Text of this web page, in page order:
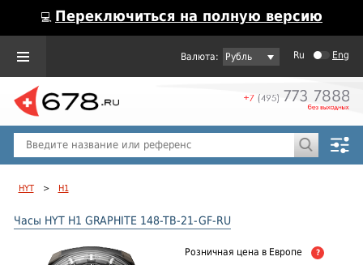
💻 Переключиться на полную версию
Рубль Ru Eng
HYT > H1
Часы HYT H1 GRAPHITE 148-TB-21-GF-RU
Розничная цена в Европе ?